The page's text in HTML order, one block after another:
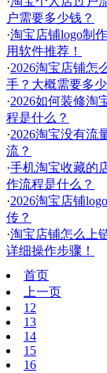
户需要多少钱？
·淘宝店铺logo制
用软件推荐！
·2026淘宝店铺怎
手？大概需要多少
·2026如何装修淘
程是什么？
·2026淘宝没有流
流？
·手机淘宝收藏的
作流程是什么？
·2026淘宝店铺
传？
·淘宝店铺怎么上
详细操作步骤！
首页
上一页
12
13
14
15
16